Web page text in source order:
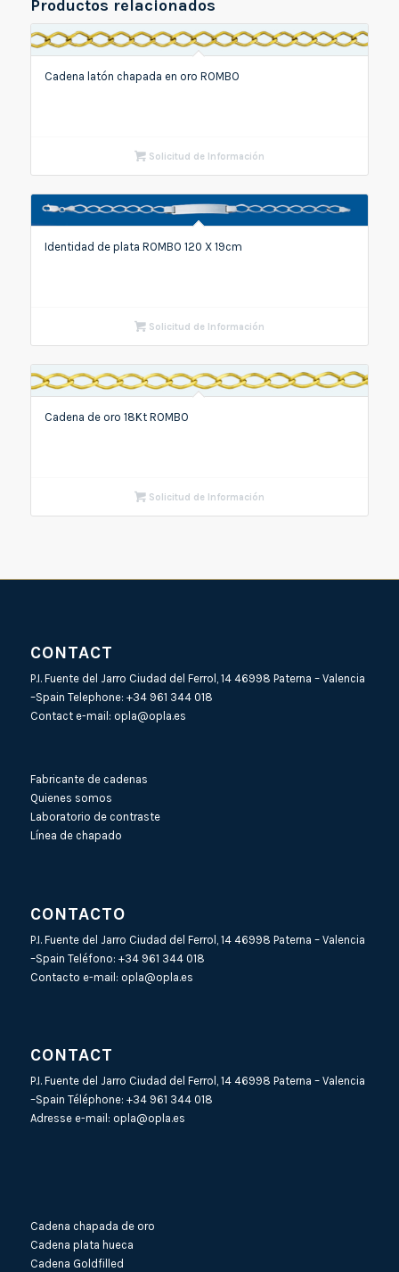
Productos relacionados
Cadena latón chapada en oro ROMBO
Solicitud de Información
Identidad de plata ROMBO 120 X 19cm
Solicitud de Información
Cadena de oro 18Kt ROMBO
Solicitud de Información
CONTACT
P.I. Fuente del Jarro Ciudad del Ferrol, 14 46998 Paterna – Valencia
–Spain Telephone: +34 961 344 018
Contact e-mail: opla@opla.es
Fabricante de cadenas
Quienes somos
Laboratorio de contraste
Línea de chapado
CONTACTO
P.I. Fuente del Jarro Ciudad del Ferrol, 14 46998 Paterna – Valencia
–Spain Teléfono: +34 961 344 018
Contacto e-mail: opla@opla.es
CONTACT
P.I. Fuente del Jarro Ciudad del Ferrol, 14 46998 Paterna – Valencia
–Spain Téléphone: +34 961 344 018
Adresse e-mail: opla@opla.es
Cadena chapada de oro
Cadena plata hueca
Cadena Goldfilled